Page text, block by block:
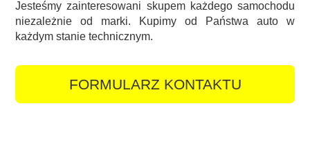
Jesteśmy zainteresowani skupem każdego samochodu
niezależnie od marki. Kupimy od Państwa auto w
każdym stanie technicznym.
FORMULARZ KONTAKTU